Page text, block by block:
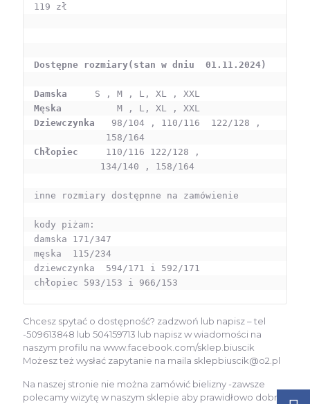
119 zł
Dostępne rozmiary(stan w dniu  01.11.2024)
Damska
Męska
Dziewczynka
  98/104 , 110/116  122/128 ,
Chłopiec
  110/116 122/128 ,
inne rozmiary dostępnne na zamówienie
kody piżam:
damska 171/347
męska  115/234
dziewczynka  594/171 i 592/171
chłopiec 593/153 i 966/153
Chcesz spytać o dostępność? zadzwoń lub napisz – tel
-509613848 lub 504159713 lub napisz w wiadomości na
naszym profilu na www.facebook.com/sklep.biuscik
Możesz też wysłać zapytanie na maila sklepbiuscik@o2.pl
Na naszej stronie nie można zamówić bielizny -zawsze
polecamy wizytę w naszym sklepie aby prawidłowo dobrać